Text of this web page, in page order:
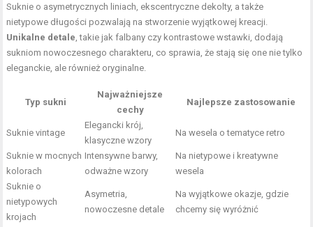
Suknie o asymetrycznych liniach, ekscentryczne dekolty, a także
nietypowe długości pozwalają na stworzenie wyjątkowej kreacji.
Unikalne detale , takie jak falbany czy kontrastowe wstawki, dodają
sukniom nowoczesnego charakteru, co sprawia, że stają się one nie tylko
eleganckie, ale również oryginalne.
Typ sukni
Najważniejsze
cechy
Najlepsze zastosowanie
Suknie vintage
Elegancki krój,
klasyczne wzory
Na wesela o tematyce retro
Suknie w mocnych
kolorach
Intensywne barwy,
odważne wzory
Na nietypowe i kreatywne
wesela
Suknie o
nietypowych
krojach
Asymetria,
nowoczesne detale
Na wyjątkowe okazje, gdzie
chcemy się wyróżnić